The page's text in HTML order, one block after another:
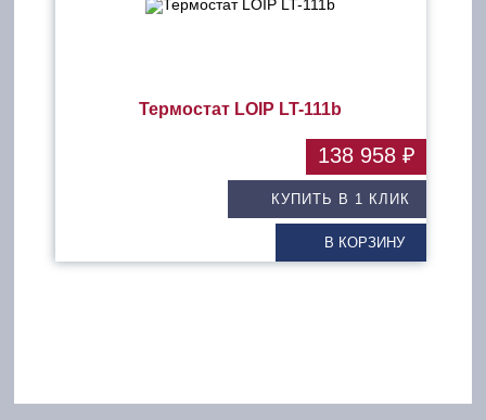
Термостат LOIP LT-111b
КУПИТЬ В 1 КЛИК
В КОРЗИНУ
138 958 ₽